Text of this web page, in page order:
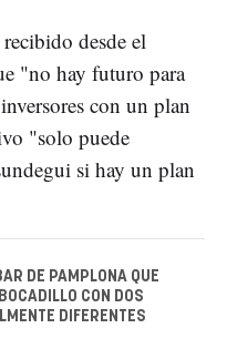
desde el
"no hay futuro para
con un plan
"solo puede
si hay un plan
DE PAMPLONA QUE
CON DOS
DIFERENTES